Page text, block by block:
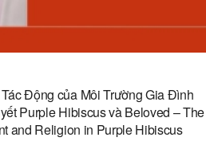
Động của Môi Trường Gia Đình
Purple Hibiscus và Beloved – The
and Religion in Purple Hibiscus